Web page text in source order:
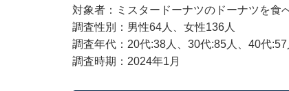
対象者：ミスタードーナツのドーナツを食
調査性別：男性64人、女性136人
調査年代：20代:38人、30代:85人、40代
調査時期：2024年1月